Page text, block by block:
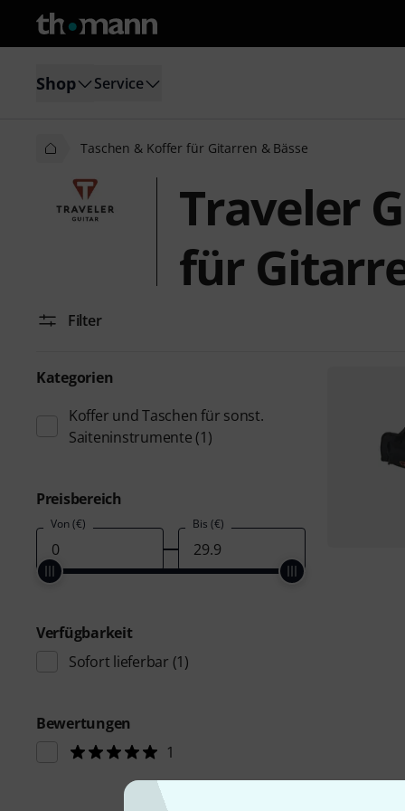
Shop Service
Taschen & Koffer für Gitarren & Bässe
Traveler
für
Filter
Kategorien
Koffer und Taschen für sonst.
Saiteninstrumente (1)
Preisbereich
Von (€) Bis (€)
Verfügbarkeit
Sofort lieferbar (1)
Bewertungen
1